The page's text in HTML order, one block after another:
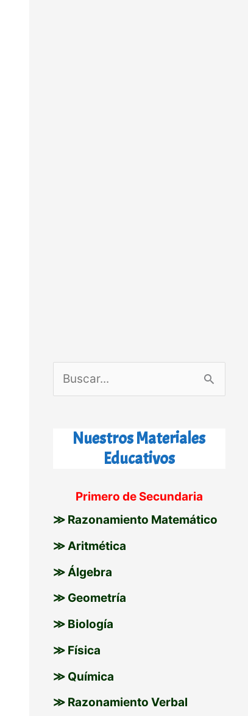
u
Nuestros Materiales
Educativos
Primero de Secundaria
≫ Razonamiento Matemático
≫ Aritmética
≫ Álgebra
≫ Geometría
≫ Biología
≫ Física
≫ Química
≫ Razonamiento Verbal